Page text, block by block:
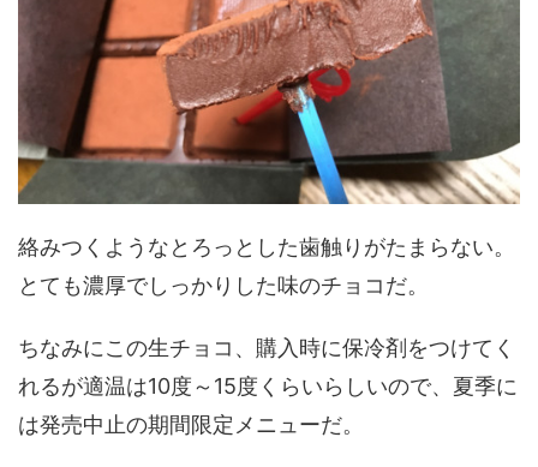
絡みつくようなとろっとした歯触りがたまらない。
とても濃厚でしっかりした味のチョコだ。
ちなみにこの生チョコ、購入時に保冷剤をつけてく
れるが適温は10度～15度くらいらしいので、夏季に
は発売中止の期間限定メニューだ。